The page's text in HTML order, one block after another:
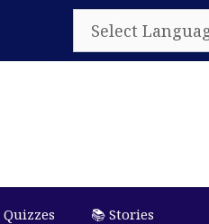
Quizzes 📚 Stories